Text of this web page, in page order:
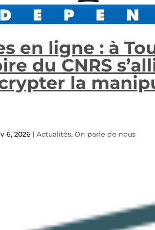
en ligne : à
du CNRS
la
6, 2026 |Actualités,On parle de nous